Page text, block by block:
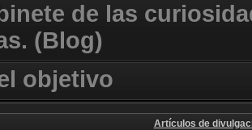
de las
(Blog)
objetivo
Artículos de